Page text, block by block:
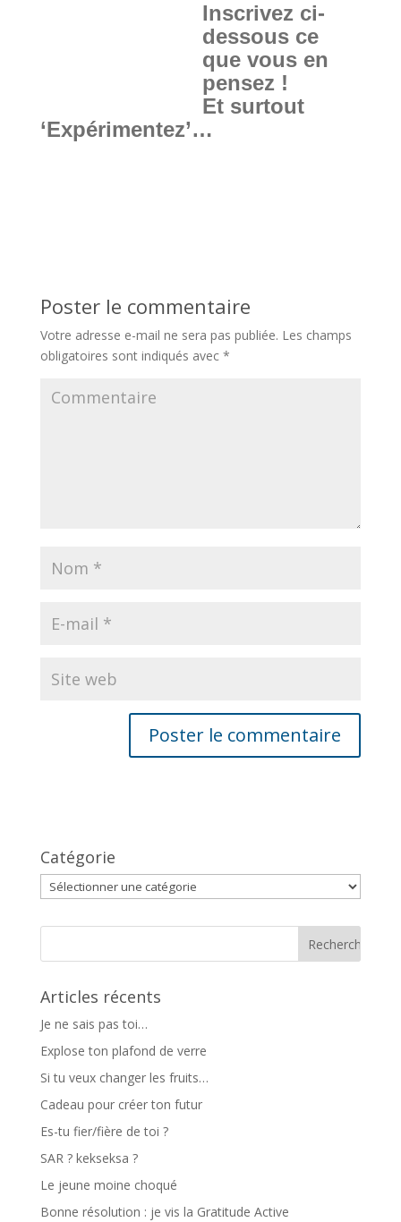
Inscrivez ci-
dessous ce
que vous en
pensez !
Et surtout
‘Expérimentez’…
Poster le commentaire
Votre adresse e-mail ne sera pas publiée. Les champs
obligatoires sont indiqués avec *
Catégorie
Catégorie
Articles récents
Je ne sais pas toi…
Explose ton plafond de verre
Si tu veux changer les fruits…
Cadeau pour créer ton futur
Es-tu fier/fière de toi ?
SAR ? kekseksa ?
Le jeune moine choqué
Bonne résolution : je vis la Gratitude Active